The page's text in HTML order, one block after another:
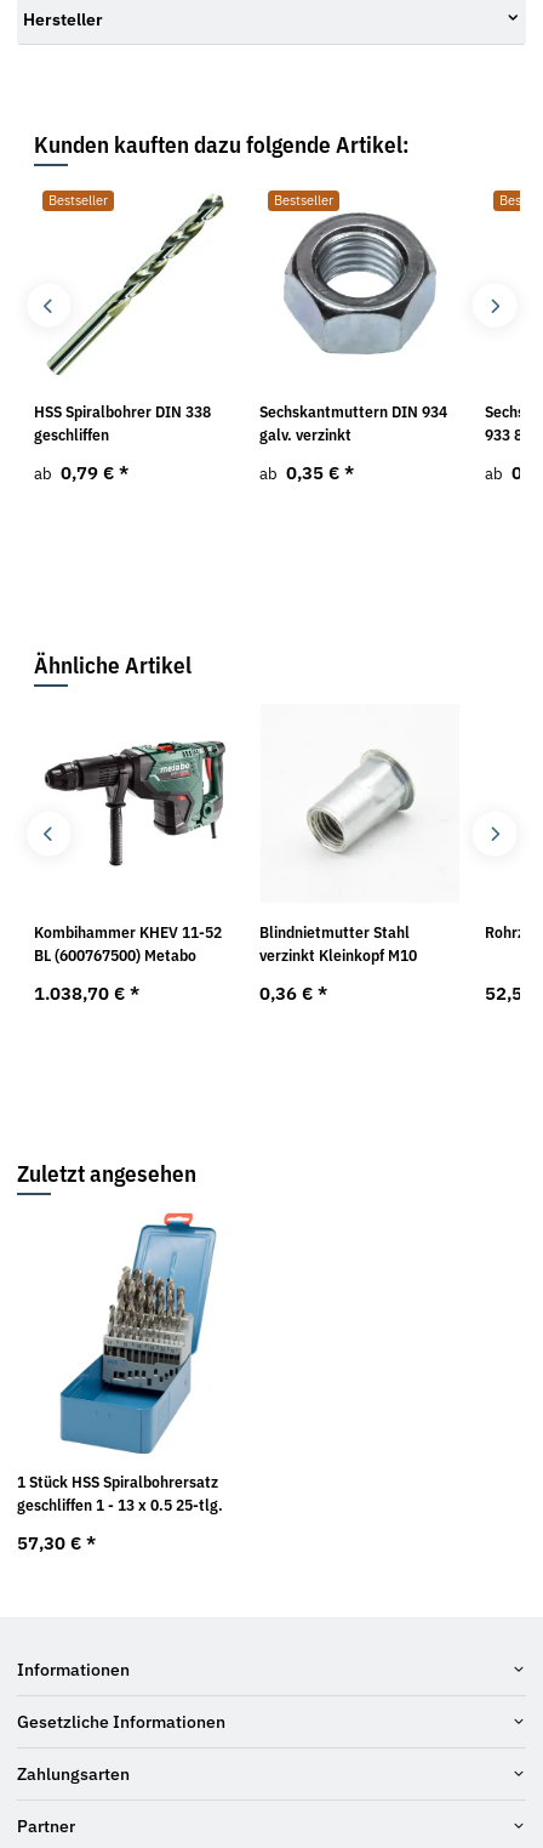
Hersteller
Kunden kauften dazu folgende Artikel:
Bestseller
HSS Spiralbohrer DIN 338
geschliffen
ab 0,79 € *
Bestseller
Sechskantmuttern DIN 934
galv. verzinkt
ab 0,35 € *
933 8.8
ab
Ähnliche Artikel
Kombihammer KHEV 11-52
BL (600767500) Metabo
1.038,70 € *
Blindnietmutter Stahl
verzinkt Kleinkopf M10
0,36 € * 52,50
Zuletzt angesehen
1 Stück HSS Spiralbohrersatz
geschliffen 1 - 13 x 0.5 25-tlg.
57,30 € *
Informationen
Gesetzliche Informationen
Zahlungsarten
Partner